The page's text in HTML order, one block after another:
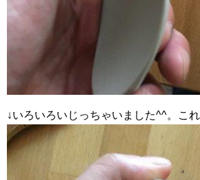
↓いろいろいじっちゃいました^^。こ